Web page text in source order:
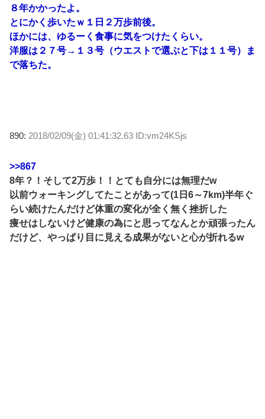
８年かかったよ。
とにかく歩いたｗ１日２万歩前後。
ほかには、ゆるーく食事に気をつけたくらい。
洋服は２７号→１３号（ウエストで選ぶと下は１１号）ま
で落ちた。
890: 2018/02/09(金) 01:41:32.63 ID:vm24KSjs
>>867
8年？！そして2万歩！！とても自分には無理だw
以前ウォーキングしてたことがあって(1日6～7km)半年ぐ
らい続けたんだけど体重の変化が全く無く挫折した
痩せはしないけど健康の為にと思ってなんとか頑張ったん
だけど、やっぱり目に見える成果がないと心が折れるw